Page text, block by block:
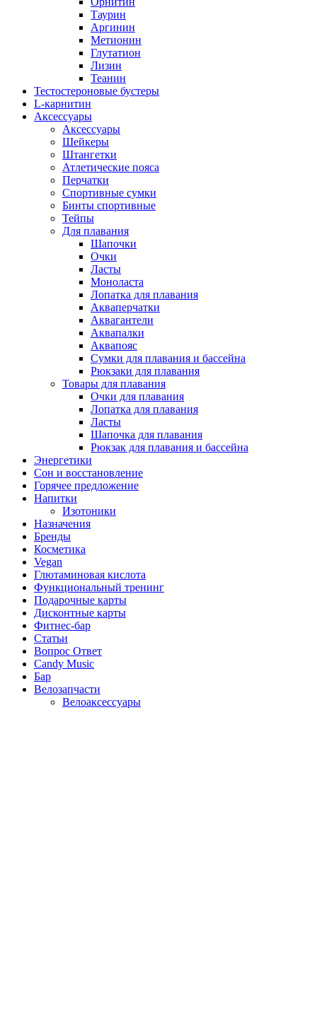
Таурин
Аргинин
Метионин
Глутатион
Лизин
Теанин
Тестостероновые бустеры
L-карнитин
Аксессуары
Аксессуары
Шейкеры
Штангетки
Атлетические пояса
Перчатки
Спортивные сумки
Бинты спортивные
Тейпы
Для плавания
Шапочки
Очки
Ласты
Моноласта
Лопатка для плавания
Акваперчатки
Аквагантели
Аквапалки
Аквапояс
Сумки для плавания и бассейна
Рюкзаки для плавания
Товары для плавания
Очки для плавания
Лопатка для плавания
Ласты
Шапочка для плавания
Рюкзак для плавания и бассейна
Энергетики
Сон и восстановление
Горячее предложение
Напитки
Изотоники
Назначения
Бренды
Косметика
Vegan
Глютаминовая кислота
Функциональный тренинг
Подарочные карты
Дисконтные карты
Фитнес-бар
Статьи
Вопрос Ответ
Candy Music
Бар
Велозапчасти
Велоаксессуары